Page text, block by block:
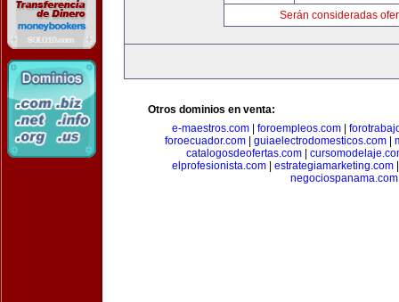
Serán consideradas
Otros dominios en venta:
e-maestros.com
foroempleos.com
foroecuador.com| guiaelectrodomesticos.com|
catalogosdeofertas.com|
elprofesionista.com
estrategiamarketing.com
negociospanama.com